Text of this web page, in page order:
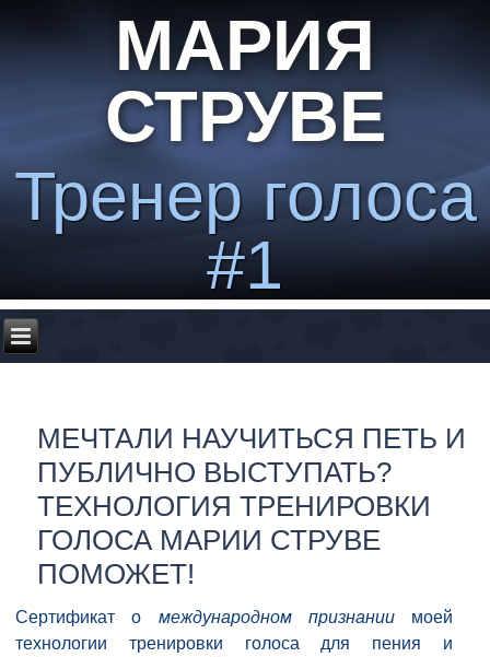
МАРИЯ
СТРУВЕ
Тренер голоса
#1
МЕЧТАЛИ НАУЧИТЬСЯ ПЕТЬ И
ПУБЛИЧНО ВЫСТУПАТЬ?
ТЕХНОЛОГИЯ ТРЕНИРОВКИ
ГОЛОСА МАРИИ СТРУВЕ
ПОМОЖЕТ!
Сертификат о международном признаниимоей
технологии тренировки голоса для пения и